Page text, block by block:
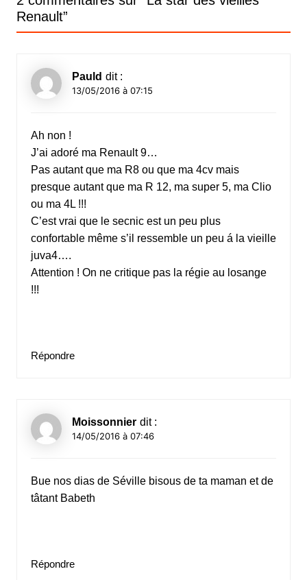
Renault”
Pauld dit :
13/05/2016 à 07:15
Ah non !
J’ai adoré ma Renault 9…
Pas autant que ma R8 ou que ma 4cv mais
presque autant que ma R 12, ma super 5, ma Clio
ou ma 4L !!!
C’est vrai que le secnic est un peu plus
confortable même s’il ressemble un peu á la vieille
juva4….
Attention ! On ne critique pas la régie au losange
!!!
Répondre
Moissonnier dit :
14/05/2016 à 07:46
Bue nos dias de Séville bisous de ta maman et de
tâtant Babeth
Répondre